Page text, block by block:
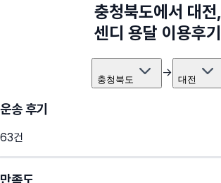
충청북도에서 대전,
센디 용달 이용후기
충청북도 → 대전
운송 후기
63건
만족도